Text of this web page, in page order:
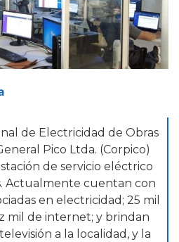
de Electricidad de Obras
Pico Ltda. (Corpico)
de servicio eléctrico
Actualmente cuentan con
en electricidad; 25 mil
mil de internet; y brindan
a la localidad, y la